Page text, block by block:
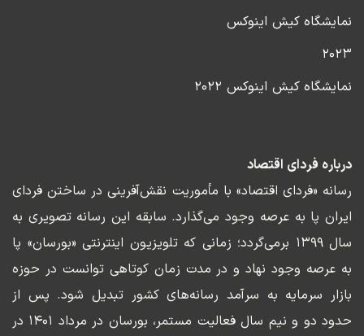
نمایشگاه کیش اینوکس
۲۰۲۳
نمایشگاه کیش اینوکس ۲۰۲۲
درباره فردای اقتصاد
رسانه «فردای اقتصاد» با مأموریت نقش‌آفرینی در ساختن فردای
ایران پا به عرصه وجود می‌گذارد. سابقه این رسانه تصویری به
سال ۱۳۹۹ برمی‌گردد؛ زمانی که تلویزیون اینترنتی «بورسان» پا
به عرصه وجود نهاد و در مدت زمان کوتاهی توانست در حوزه
بازار سرمایه به سرآمد رسانه‌های کشور تبدیل شود. پس از
حدود دو و نیم سال فعالیت مستمر، بورسان در مرداد ۱۴۰۱ در